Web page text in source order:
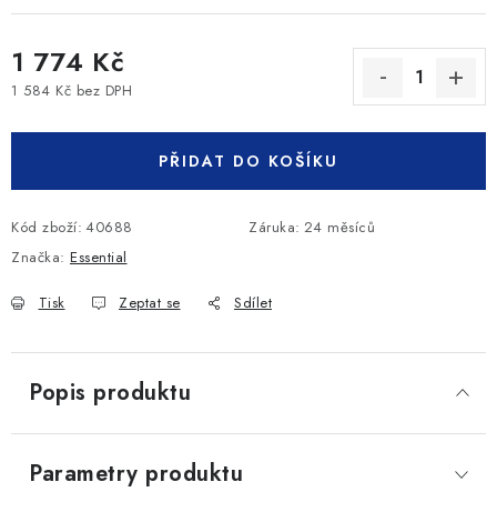
1 774 Kč
1 584 Kč bez DPH
PŘIDAT DO KOŠÍKU
Kód zboží: 40688 Záruka: 24 měsíců
Značka: Essential
Tisk Zeptat se Sdílet
Popis produktu
Parametry produktu